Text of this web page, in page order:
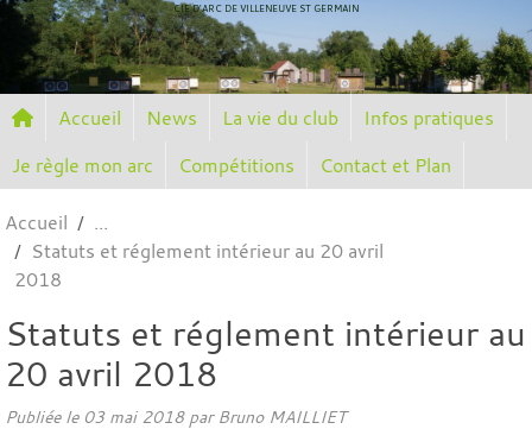
CIE D'ARC DE VILLENEUVE ST GERMAIN
Accueil News La vie du club
Infos pratiques
Je règle mon arc
Compétitions Contact et Plan
Accueil
Statuts et réglement intérieur au 20 avril
2018
Statuts et réglement intérieur au
20 avril 2018
Publiée le 03 mai 2018par Bruno MAILLIET
Panneau de gestion des cookies